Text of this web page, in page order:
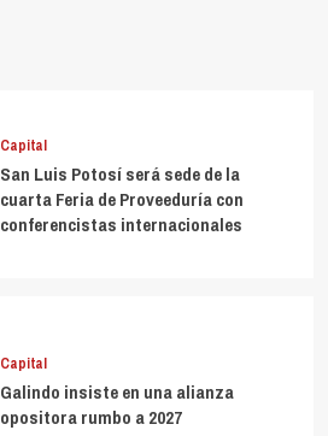
Capital
San Luis Potosí será sede de la
cuarta Feria de Proveeduría con
conferencistas internacionales
Capital
Galindo insiste en una alianza
opositora rumbo a 2027